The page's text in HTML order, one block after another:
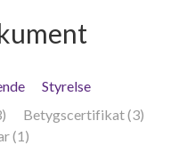
Styrelse
Betygscertifikat (3)
(1)